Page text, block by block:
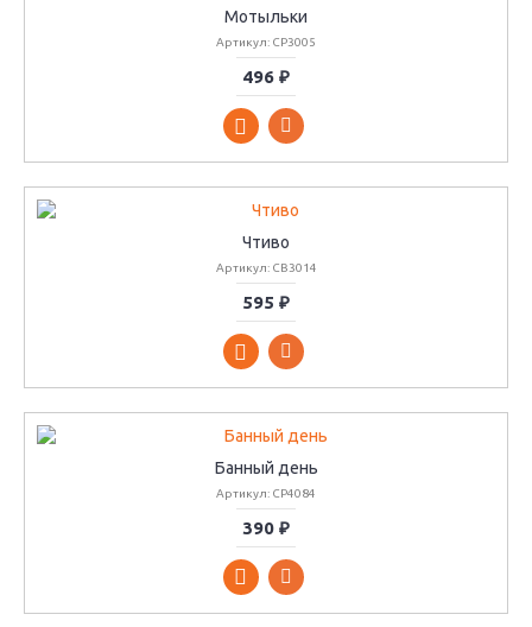
Мотыльки
Артикул: СР3005
496 ₽
Чтиво
Артикул: СВ3014
595 ₽
Банный день
Артикул: СР4084
390 ₽